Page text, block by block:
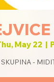
May 22
  |
SKUPINA -